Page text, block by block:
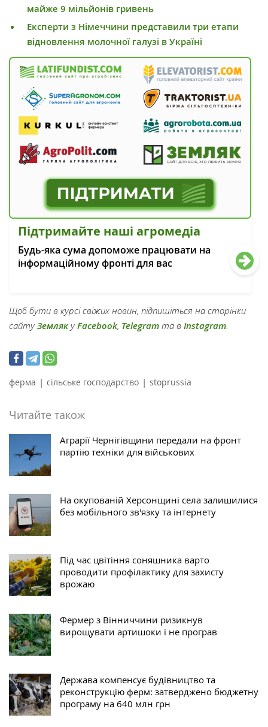
майже 9 мільйонів гривень
Експерти з Німеччини представили три етапи
відновлення молочної галузі в Україні
Підтримайте наші агромедіа
Будь-яка сума допоможе працювати на
інформаційному фронті для вас
Щоб бути в курсі свіжих новин, підпишіться на сторінки
сайтуЗемлякуFacebook, Telegram та в Instagram.
ферма | сільське господарство | stoprussia
Читайте також
Аграрії Чернігівщини передали на фронт
партію техніки для військових
На окупованій Херсонщині села залишилися
без мобільного зв'язку та інтернету
Під час цвітіння соняшника варто
проводити профілактику для захисту
врожаю
Фермер з Вінниччини ризикнув
вирощувати артишоки і не програв
Держава компенсує будівництво та
реконструкцію ферм: затверджено бюджетну
програму на 640 млн грн